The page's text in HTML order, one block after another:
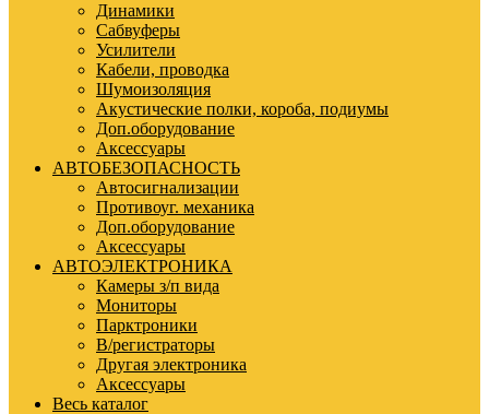
Динамики
Сабвуферы
Усилители
Кабели, проводка
Шумоизоляция
Акустические полки, короба, подиумы
Доп.оборудование
Аксессуары
АВТОБЕЗОПАСНОСТЬ
Автосигнализации
Противоуг. механика
Доп.оборудование
Аксессуары
АВТОЭЛЕКТРОНИКА
Камеры з/п вида
Мониторы
Парктроники
В/регистраторы
Другая электроника
Аксессуары
Весь каталог